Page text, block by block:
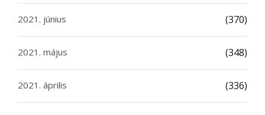
2021. június (370)
2021. május (348)
2021. április (336)